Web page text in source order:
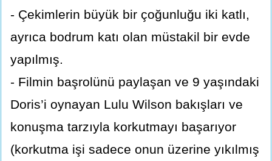
- Çekimlerin büyük bir çoğunluğu iki katlı,
ayrıca bodrum katı olan müstakil bir evde
yapılmış.
- Filmin başrolünü paylaşan ve 9 yaşındaki
Doris’i oynayan Lulu Wilson bakışları ve
konuşma tarzıyla korkutmayı başarıyor
(korkutma işi sadece onun üzerine yıkılmış